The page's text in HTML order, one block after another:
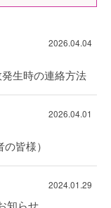
2026.04.04
生時の連絡方法
2026.04.01
皆様）
2024.01.29
知らせ